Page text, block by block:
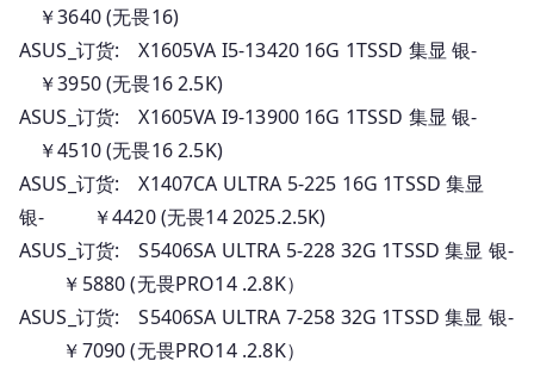
￥3640 (无畏16)
ASUS_订货: X1605VA I5-13420 16G 1TSSD 集显 银-
￥3950 (无畏16 2.5K)
ASUS_订货: X1605VA I9-13900 16G 1TSSD 集显 银-
￥4510 (无畏16 2.5K)
ASUS_订货: X1407CA ULTRA 5-225 16G 1TSSD 集显
银- ￥4420 (无畏14 2025.2.5K)
ASUS_订货: S5406SA ULTRA 5-228 32G 1TSSD 集显 银-
￥5880 (无畏PRO14 .2.8K）
ASUS_订货: S5406SA ULTRA 7-258 32G 1TSSD 集显 银-
￥7090 (无畏PRO14 .2.8K）